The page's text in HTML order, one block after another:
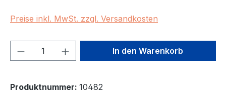
Preise inkl. MwSt. zzgl. Versandkosten
Produkt Anzahl: Gib denIn den Warenkorb
Produktnummer: 10482